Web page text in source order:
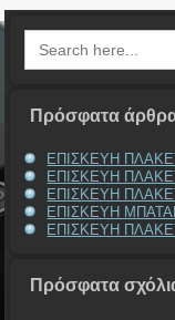
Search
for:
Πρόσφατα
ΕΠΙΣΚΕΥΗ
ΕΠΙΣΚΕΥΗ
ΕΠΙΣΚΕΥΗ
ΕΠΙΣΚΕΥΗ
ΕΠΙΣΚΕΥΗ
Πρόσφατα